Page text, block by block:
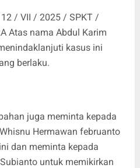
/ VII / 2025 / SPKT /
Atas nama Abdul Karim
kasus ini
berlaku.
juga meminta kepada
Hermawan februanto
dan meminta kepada
untuk memikirkan